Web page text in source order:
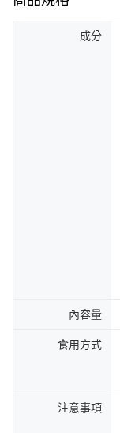
成分
內容量
食用方式
注意事項